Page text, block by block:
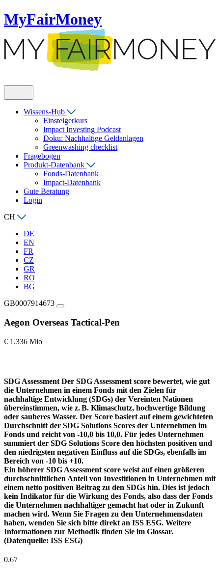
MyFairMoney
Wissens-Hub
Einsteigerkurs
Impact Investing Podcast
Doku: Nachhaltige Geldanlagen
Greenwashing checklist
Fragebogen
Produkt-Datenbank
Fonds-Datenbank
Impact-Datenbank
Gute Beratung
Login
CH
DE
EN
FR
CZ
GR
RO
BG
GB0007914673
Aegon Overseas Tactical-Pen
€ 1.336 Mio
SDG Assessment Der SDG Assessment score bewertet, wie gut
die Unternehmen in einem Fonds mit den Zielen für
nachhaltige Entwicklung (SDGs) der Vereinten Nationen
übereinstimmen, wie z. B. Klimaschutz, hochwertige Bildung
oder sauberes Wasser. Der Score basiert auf einem gewichteten
Durchschnitt der SDG Solutions Scores der Unternehmen im
Fonds und reicht von -10,0 bis 10,0. Für jedes Unternehmen
summiert der SDG Solutions Score den höchsten positiven und
den niedrigsten negativen Einfluss auf die SDGs, ebenfalls im
Bereich von -10 bis +10.
Ein höherer SDG Assessment score weist auf einen größeren
durchschnittlichen Anteil von Investitionen in Unternehmen mit
einem netto positiven Beitrag zu den SDGs hin. Dies ist jedoch
kein Indikator für die Wirkung des Fonds, also dass der Fonds
die Unternehmen nachhaltiger gemacht hat oder in Zukunft
machen wird. Wenn Sie Fragen zu den Unternehmensdaten
haben, wenden Sie sich bitte direkt an ISS ESG. Weitere
Informationen zur Methodik finden Sie im Glossar.
(Datenquelle: ISS ESG)
0.67